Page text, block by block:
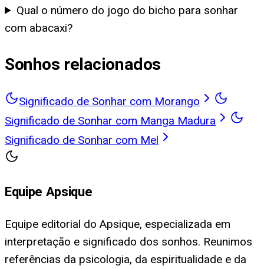
Qual o número do jogo do bicho para sonhar
com abacaxi?
Sonhos relacionados
Significado de Sonhar com Morango
Significado de Sonhar com Manga Madura
Significado de Sonhar com Mel
Equipe Apsique
Equipe editorial do Apsique, especializada em
interpretação e significado dos sonhos. Reunimos
referências da psicologia, da espiritualidade e da